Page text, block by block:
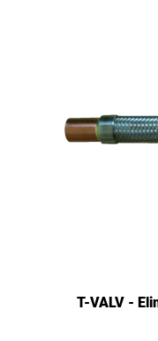
T-VALV -